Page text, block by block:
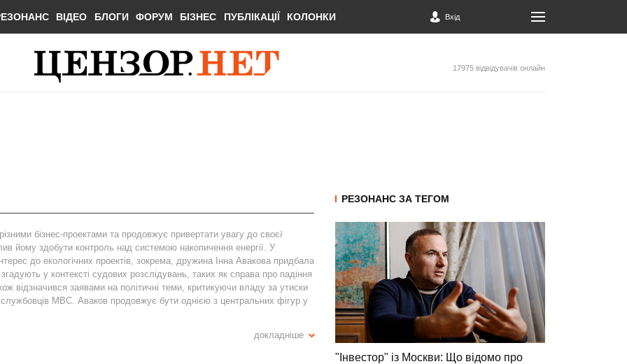
ВІДЕО БЛОГИ ФОРУМ БІЗНЕС ПУБЛІКАЦІЇ КОЛОНКИ Вхід
17975 відвідувачів онлайн
бізнес-проектами та продовжує привертати увагу до своєї
йому здобути контроль над системою накопичення енергії. У
до екологічних проектів, зокрема, дружина Інна Авакова придбала
у контексті судових розслідувань, таких як справа про падіння
відзначився заявами на політичні теми, критикуючи владу за утиски
МВС. Аваков продовжує бути однією з центральних фігур у
докладніше
РЕЗОНАНС ЗА ТЕГОМ
"Інвестор" із Москви: Що відомо про